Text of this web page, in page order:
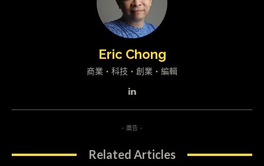
Eric Chong
商業・科技・創業・編輯
- 廣告 -
Related Articles